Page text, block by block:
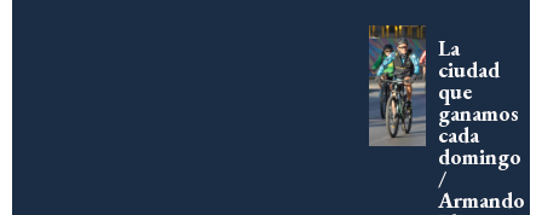
La
ciudad
que
ganamos
cada
domingo
/
Armando